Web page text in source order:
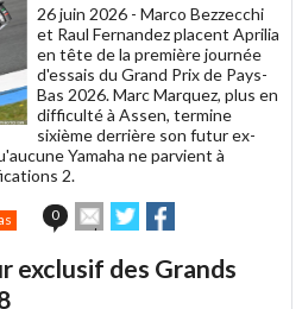
26 juin 2026 - Marco Bezzecchi
et Raul Fernandez placent Aprilia
en tête de la première journée
d'essais du Grand Prix de Pays-
Bas 2026. Marc Marquez, plus en
difficulté à Assen, termine
sixième derrière son futur ex-
Yamaha ne parvient à
2.
0
Envoyer
cet
à
Partager
sur sur
exclusif des Grands